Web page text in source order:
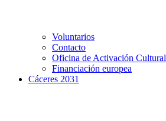
Voluntarios
Contacto
Oficina de Activación Cultural
Financiación europea
Cáceres 2031